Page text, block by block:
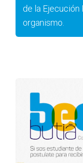
de la
organismo.